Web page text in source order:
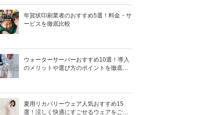
年賀状印刷業者のおすすめ5選！料金・サ
ービスを徹底比較
ウォーターサーバーおすすめ10選！導入
のメリットや選び方のポイントを徹底解
夏用リカバリーウェア人気おすすめ15
選！涼しく快適にすごせるウェアをご紹